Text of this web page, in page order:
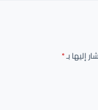
إليها بـ*